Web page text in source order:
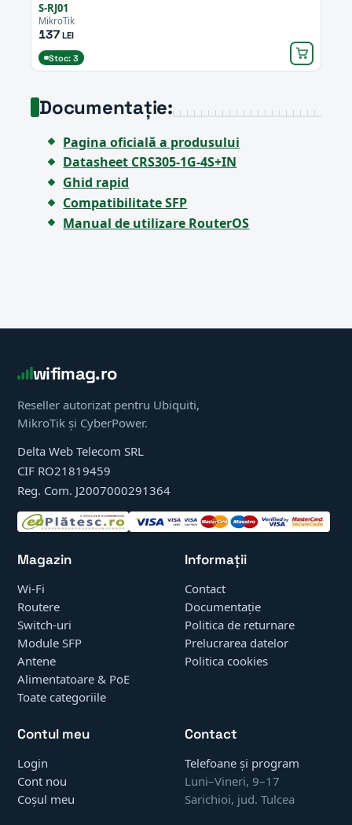
S-RJ01
MikroTik
137LEI
Stoc: 3
Documentație:
Pagina oficială a produsului
Datasheet CRS305-1G-4S+IN
Ghid rapid
Compatibilitate SFP
Manual de utilizare RouterOS
wifimag.ro
Reseller autorizat pentru Ubiquiti,
MikroTik și CyberPower.
Delta Web Telecom SRL
CIF RO21819459
Reg. Com. J2007000291364
Magazin
Wi-Fi
Routere
Switch-uri
Module SFP
Antene
Alimentatoare & PoE
Toate categoriile
Informații
Contact
Documentație
Politica de returnare
Prelucrarea datelor
Politica cookies
Contul meu
Login
Cont nou
Coșul meu
Contact
Telefoane și program
Luni–Vineri, 9–17
Sarichioi, jud. Tulcea